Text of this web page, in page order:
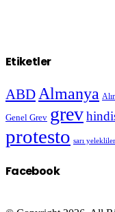
Etiketler
ABD Almanya
Genel Grev grev
protesto sarı yelekliler
Facebook